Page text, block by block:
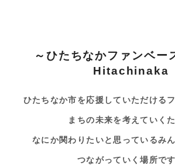
～ひたちなかファンベー
Hitachinaka
ひたちなか市を応援していただける
まちの未来を考えていくた
なにか関わりたいと思っているみ
つながっていく場所です